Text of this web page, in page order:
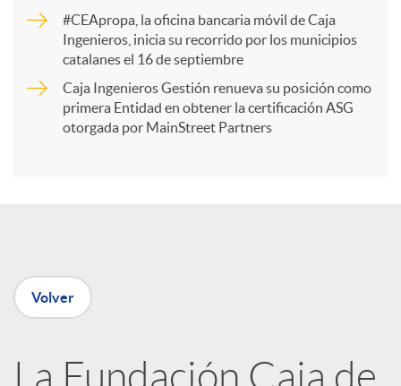
r
t
n
R
#CEApropa, la oficina bancaria móvil de Caja
Ingenieros, inicia su recorrido por los municipios
catalanes el 16 de septiembre
Caja Ingenieros Gestión renueva su posición como
primera Entidad en obtener la certificación ASG
otorgada por MainStreet Partners
Volver
La Fundación Caja de